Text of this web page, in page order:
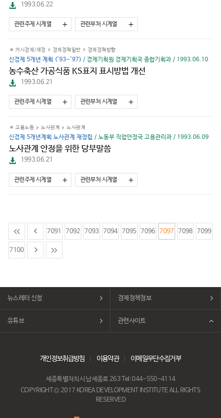
파
다
운
로
1993.06.22
관련주제 시계열 관련부처 시계열
거시경제/재정 경제정책일반 경제정책방향
신경제 5개년 계획 ('93~'97) / 경제기획원 경제기획국 종합기획과 / 1993.06.10
농수축산 가공식품 KS표지 표시방법 개선
파
다
운
로
1993.06.21
관련주제 시계열 관련부처 시계열
고용노동 노사관계 노사관계
신경제 5개년계획 노사관계 재정립 / 노동부 직업안정국 고용관리과 / 1993.06.09
노사관계 안정을 위한 당부말씀
파
다
운
로
1993.06.21
관련주제 시계열 관련부처 시계열
7091 7092 7093 7094 7095 7096 7097 7098 7099
7100
뉴스레터 신청 경제정책정보
유튜브 관련사이트
개인정보취급방침 이용약관 이메일무단수집거부
세종특별자치시 남세종로 263 Tel: 044-550-4114
COPYRIGHT © 2017 KOREA DEVELOPMENT INSTITUTE ALL RIGHTS
RESERVED